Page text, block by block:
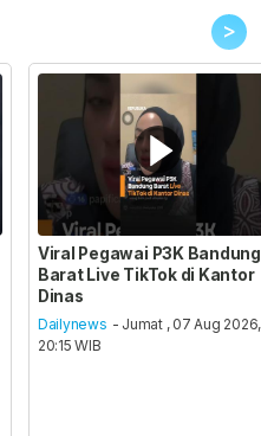
>
Viral Pegawai P3K Bandung
Barat Live TikTok di Kantor
Dinas
Dailynews - Jumat , 07 Aug 2026,
20:15 WIB